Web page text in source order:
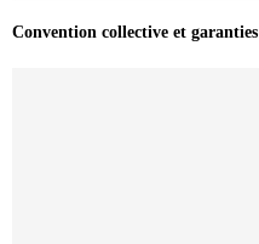
Convention collective et garanties